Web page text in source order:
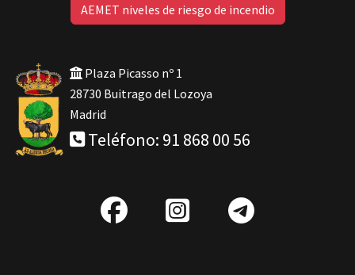
AEMET niveles de riesgo de incendio
Plaza Picasso nº 1
28730 Buitrago del Lozoya
Madrid
Teléfono: 91 868 00 56
fab
IG